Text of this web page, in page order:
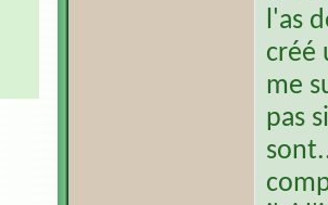
l'as
créé
me
pas